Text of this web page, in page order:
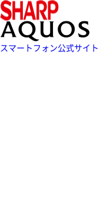
スマートフォン公式サイト